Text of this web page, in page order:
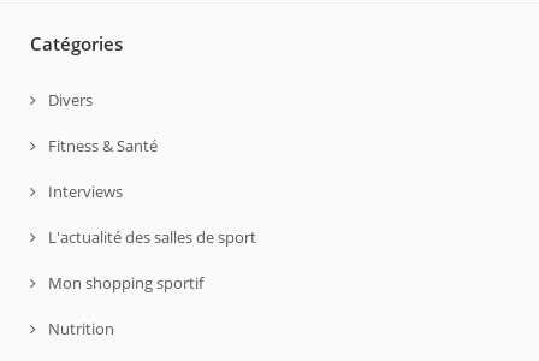
Catégories
Divers
Fitness & Santé
Interviews
L'actualité des salles de sport
Mon shopping sportif
Nutrition